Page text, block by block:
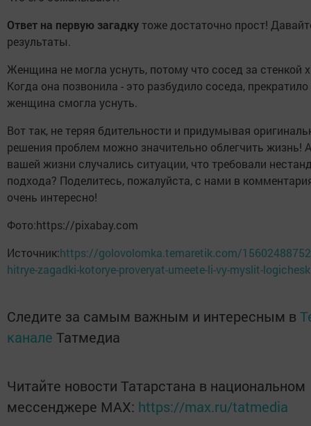
Ответ на первую загадкутоже достаточно прост!
результаты.
Женщина не могла уснуть, потому что сосед за стенкой
Когда она позвонила - это разбудило соседа,
женщина смогла уснуть.
Вот так, не теряя бдительности и придумывая
решения проблем можно значительно облегчить жизнь!
вашей жизни случались ситуации, что требовали
подхода? Поделитесь, пожалуйста, с нами в
очень интересно!
Фото:https://pixabay.com
Источник:https://golovolomka.temaretik.com/
hitrye-zagadki-kotorye-proveryat-umeete-li-vy-myslit-
Следите за самым важным и интересным в
канале Татмедиа
Читайте новости Татарстана в национальном
мессенджере MАХ: https://max.ru/tatmedia